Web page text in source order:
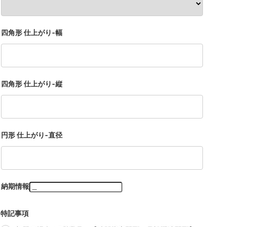
四角形 仕上がり-幅
四角形 仕上がり-縦
円形 仕上がり-直径
納期情報
特記事項